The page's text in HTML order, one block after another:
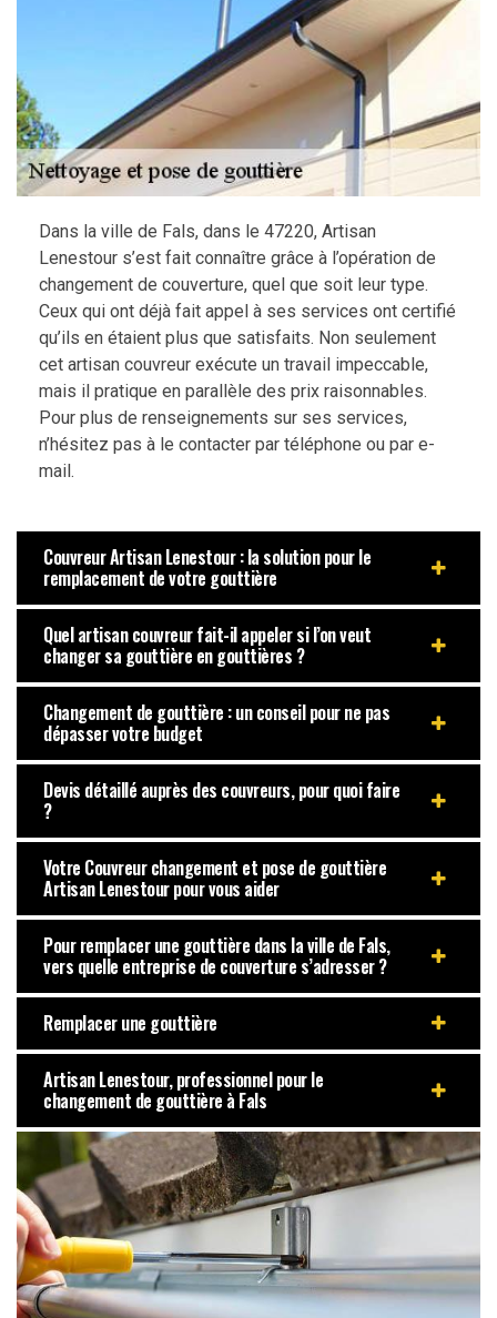
Dans la ville de Fals, dans le 47220, Artisan
Lenestour s’est fait connaître grâce à l’opération de
changement de couverture, quel que soit leur type.
Ceux qui ont déjà fait appel à ses services ont certifié
qu’ils en étaient plus que satisfaits. Non seulement
cet artisan couvreur exécute un travail impeccable,
mais il pratique en parallèle des prix raisonnables.
Pour plus de renseignements sur ses services,
n’hésitez pas à le contacter par téléphone ou par e-
mail.
Couvreur Artisan Lenestour : la solution pour le
remplacement de votre gouttière
Quel artisan couvreur fait-il appeler si l’on veut
changer sa gouttière en gouttières ?
Changement de gouttière : un conseil pour ne pas
dépasser votre budget
Devis détaillé auprès des couvreurs, pour quoi faire
?
Votre Couvreur changement et pose de gouttière
Artisan Lenestour pour vous aider
Pour remplacer une gouttière dans la ville de Fals,
vers quelle entreprise de couverture s’adresser ?
Remplacer une gouttière
Artisan Lenestour, professionnel pour le
changement de gouttière à Fals